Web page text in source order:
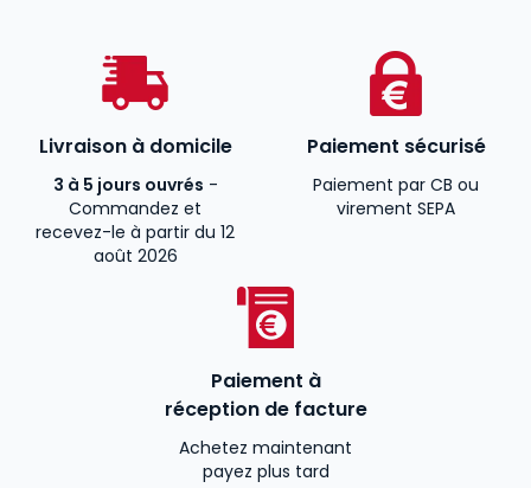
Livraison à domicile
3 à 5 jours ouvrés -
Commandez et
recevez-le à partir du 12
août 2026
Paiement sécurisé
Paiement par CB ou
virement SEPA
Paiement à
réception de facture
Achetez maintenant
payez plus tard